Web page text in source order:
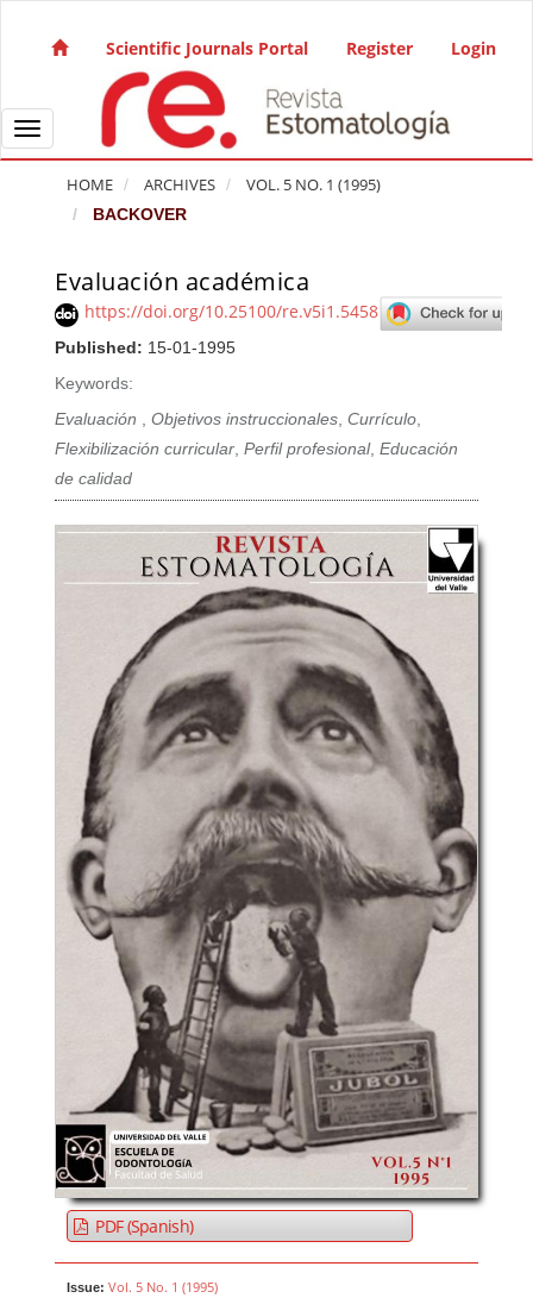
Main Navigation
Main Content
Sidebar
Scientific Journals Portal Register Login
Toggle navigation
HOME ARCHIVES VOL. 5 NO. 1 (1995)
BACKOVER
Evaluación académica
https://doi.org/10.25100/re.v5i1.5458
Published: 15-01-1995
Keywords:
Evaluación ,Objetivos instruccionales,Currículo,
Flexibilización curricular,Perfil profesional,Educación
de calidad
Article Sidebar
PDF (Spanish)
Issue: Vol. 5 No. 1 (1995)